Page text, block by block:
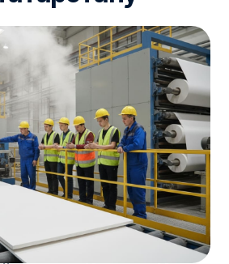
в Камском Устье
от 4 200₽